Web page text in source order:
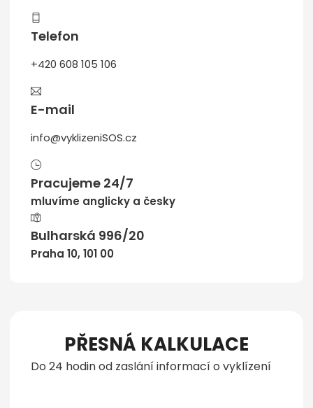
Telefon
+420 608 105 106
E-mail
info@vyklizeniSOS.cz
Pracujeme 24/7
mluvíme anglicky a česky
Bulharská 996/20
Praha 10, 101 00
PŘESNÁ KALKULACE
Do 24 hodin od zaslání informací o vyklízení